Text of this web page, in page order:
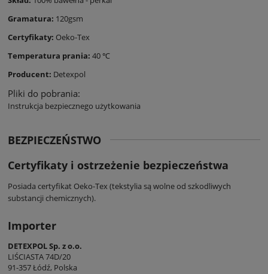
Gramatura: 120gsm
Certyfikaty: Oeko-Tex
Temperatura prania: 40 ℃
Producent: Detexpol
Pliki do pobrania:
Instrukcja bezpiecznego użytkowania
BEZPIECZEŃSTWO
Certyfikaty i ostrzeżenie bezpieczeństwa
Posiada certyfikat Oeko-Tex (tekstylia są wolne od szkodliwych
substancji chemicznych).
Importer
DETEXPOL Sp. z o.o.
LIŚCIASTA 74D/20
91-357 Łódź, Polska